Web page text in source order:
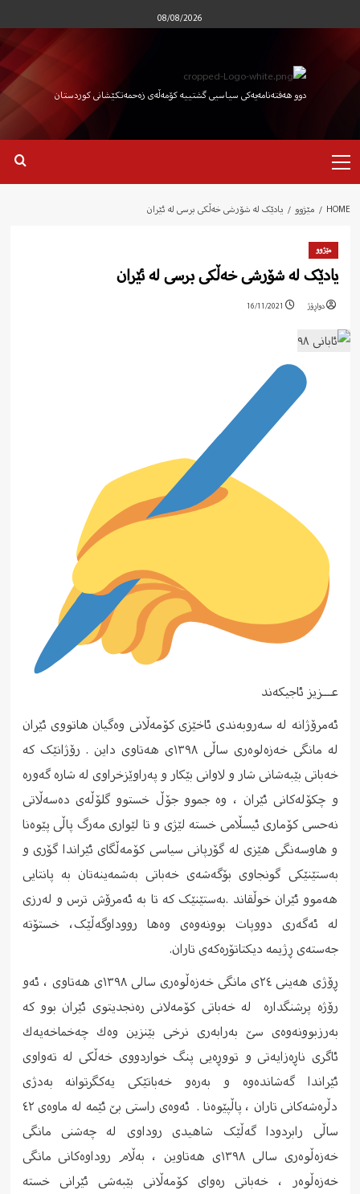
to
content
08/08/2026
دوو هەفتەنامەیەکی سیاسیی گشتییە کۆمەڵەی زەحمەتکێشانی کوردستان
Menu
HOME مێژوو یادێک لە شۆرشی خەڵکی برسی لە ئێران
مێژوو
یادێک لە شۆرشی خەڵکی برسی لە ئێران
دواڕۆژ 16/11/2021
عـــزیز ئاجیکەند
ئەمرۆژانە لە سەروبەندی ئاخێزی کۆمەڵانی وەگیان هاتووی ئێران
لە مانگی خەزەلوەری ساڵی ١٣٩٨ی هەتاوی داین . رۆژانێک کە
خەباتی بێبه‌شانی شار و لاوانی بێكار و په‌راوێزخراوی له‌ شاره‌ گه‌وره‌
و چكۆله‌كانی ئێران ، وە جموو جۆڵ خستوو گلۆڵەی دەسەڵاتی
نەحسی کۆماری ئیسڵامی خستە لێژی و تا لێواری مەرگ پاڵی پێوەنا
و هاوسەنگی هێزی لە گۆرپانی سیاسی کۆمەڵگای ئێراندا گۆری و
بەستێنێکی گونجاوی بۆگەشەی خەباتی بەشمەینەتان بە پانتایی
هەموو ئێران خوڵقاند .بەستێنێک کە تا بە ئەمرۆش ترس و لەرزی
لە ئەگەری دووپات بوونەوەی وەها رووداوگەڵێک، خستۆتە
جەستەی ڕژیمە دیکتاتۆرەکەی تاران.
ڕۆژی هه‌ینی ٢٤ی مانگی خه‌زه‌ڵوه‌ر‌ی سالی ١٣٩٨ی هەتاوی ، ئەو
رۆژە پرشنگدارە لە خەباتی کۆمەلانی رەنجدیتوی ئێران بوو كه‌
به‌رزبوونه‌وه‌ی سێ به‌رابه‌ری نرخی بێنزین وه‌ك چه‌خماخه‌یه‌ك
ئاگری ناڕه‌زایه‌تی و تووڕه‌یی پنگ خواردووی خه‌ڵكی لە تەواوی
ئێراندا گه‌شانده‌وه و بەرەو خەباتێکی یەکگرتوانە بەدژی
دڵرەشەکانی تاران ، پاڵپێوەنا . ئەوەی راستی بێ ئێمە لە ماوەی ٤٢
ساڵی رابردودا گەڵێک شاهیدی روداوی لە چەشنی مانگی
خەزەڵوەری سالی ١٣٩٨ی هەتاوین ، بەڵام روداوەکانی مانگی
خەزەڵوەر ، خەباتی رەوای کۆمەڵانی بێبەشی ئێرانی خستە